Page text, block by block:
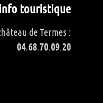
touristique
de Termes :
04 68 70 09 20